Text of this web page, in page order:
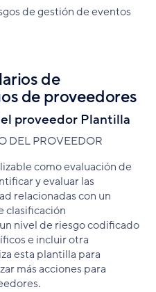
de gestión de eventos
de
de proveedores
proveedor Plantilla
como evaluación de
y evaluar las
relacionadas con un
clasificación
nivel de riesgo codificado
e incluir otra
esta plantilla para
más acciones para